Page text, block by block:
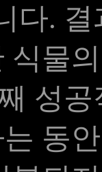
다.
식물
성
동